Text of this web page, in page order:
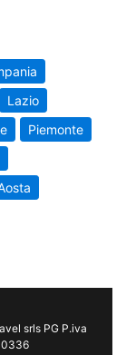
Lazio
Piemonte
srls PG P.iva